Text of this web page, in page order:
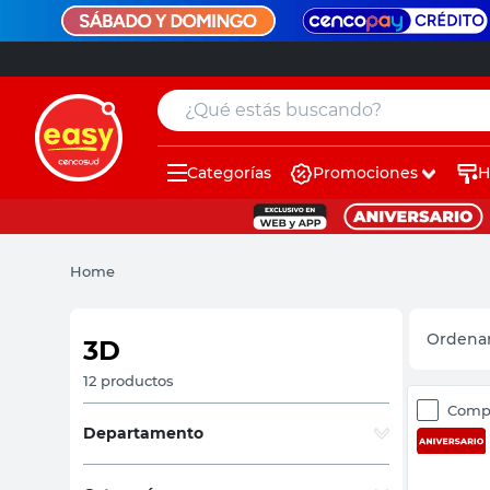
¿Qué estás buscando?
Categorías Promociones
Home
3D
12 productos
Departamento
muebles
sillas